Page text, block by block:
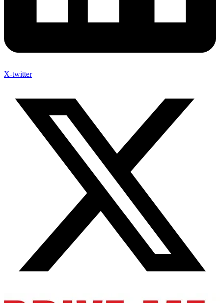
X-twitter